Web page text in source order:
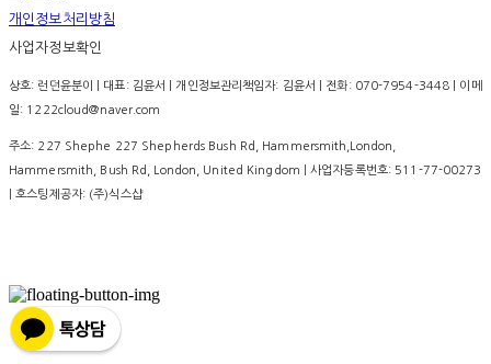
개인정보처리방침
사업자정보확인
상호: 런던윤분이 | 대표: 김윤서 | 개인정보관리책임자: 김윤서 | 전화: 070-7954-3448 | 이메
일: 1222cloud@naver.com
주소: 227 Shephe 227 Shepherds Bush Rd, Hammersmith,London,
Hammersmith, Bush Rd, London, United Kingdom | 사업자등록번호: 511-77-00273
| 호스팅제공자: (주)식스샵